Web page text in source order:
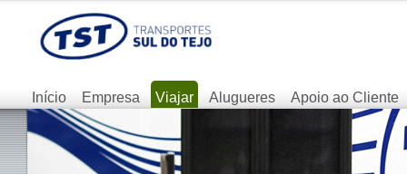
Início Empresa Viajar Alugueres Apoio ao Cliente